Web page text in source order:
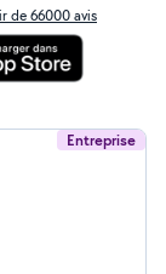
de 66000 avis
Entreprise